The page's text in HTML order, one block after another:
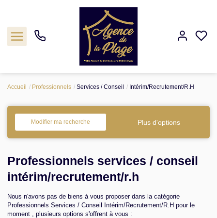
Acheter
Agence
Nos outils
Accueil Professionnels Services / Conseil Intérim/Recrutement/R.H
Modifier ma recherche Plus d'options
Professionnels services / conseil
intérim/recrutement/r.h
Nous n'avons pas de biens à vous proposer dans la catégorie
Professionnels Services / Conseil Intérim/Recrutement/R.H pour le
moment , plusieurs options s'offrent à vous :